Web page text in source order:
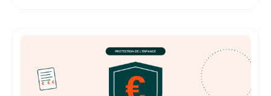
directeur d'EHPAD, de MAS, de MECS ou de SAAD
doit maîtriser en 2026 — cadre légal, spécificités par
type d'ESMS, contrôles, digitalisation et plan
d'action.